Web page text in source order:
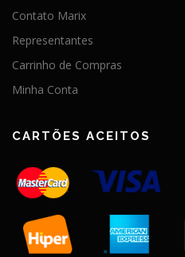
Contato Marix
Representantes
Carrinho de Compras
Minha Conta
CARTÕES ACEITOS